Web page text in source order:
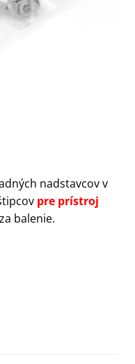
nadstavcov v
pre prístroj
balenie.